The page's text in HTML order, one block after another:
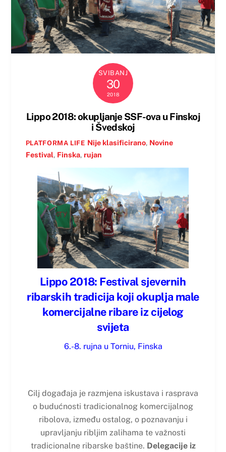
SVIBANJ
30
2018
Lippo 2018: okupljanje SSF-ova u Finskoj
i Švedskoj
PLATFORMA LIFE Nije klasificirano, Novine
Festival, Finska, rujan
Lippo 2018: Festival sjevernih
ribarskih tradicija koji okuplja male
komercijalne ribare iz cijelog
svijeta
6.-8. rujna u Torniu, Finska
Cilj događaja je razmjena iskustava i rasprava
o budućnosti tradicionalnog komercijalnog
ribolova, između ostalog, o poznavanju i
upravljanju ribljim zalihama te važnosti
tradicionalne ribarske baštine. Delegacije iz